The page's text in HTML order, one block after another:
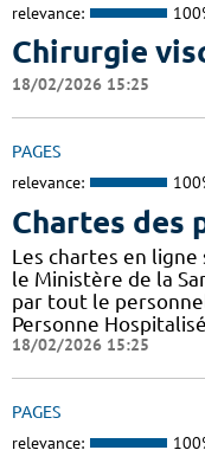
relevance:
Chirurgie
18/02/2026 15:25
PAGES
relevance:
Chartes des
Les chartes en
le Ministère de la
par tout le
Personne
18/02/2026 15:25
PAGES
relevance: